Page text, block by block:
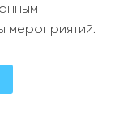
мероприятий.